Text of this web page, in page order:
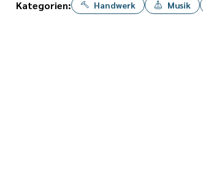
Kategorien: Handwerk Musik